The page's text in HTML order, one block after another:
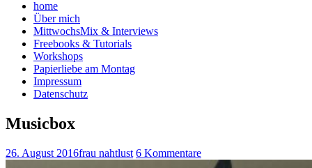
home
Über mich
MittwochsMix & Interviews
Freebooks & Tutorials
Workshops
Papierliebe am Montag
Impressum
Datenschutz
Musicbox
26. August 2016frau nahtlust 6 Kommentare